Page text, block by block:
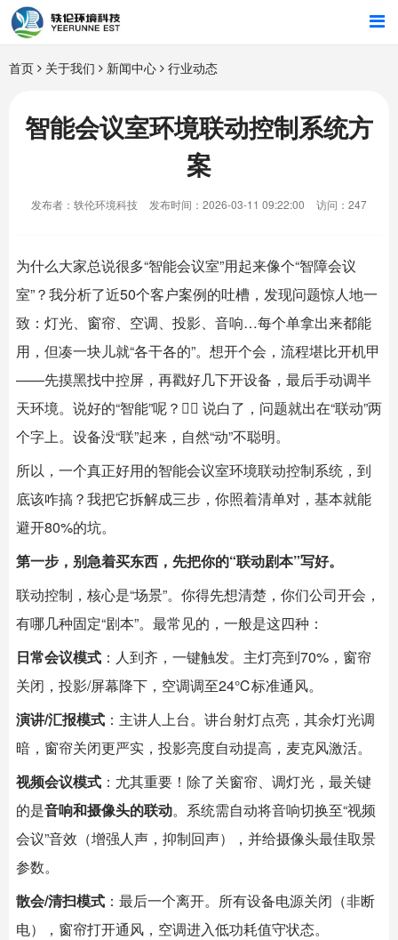
首页
行业解决方案
招商合作
首页 关于我们 新闻中心 行业动态
智能会议室环境联动控制系统方
案
发布者：轶伦环境科技 发布时间：2026-03-11 09:22:00 访问：247
为什么大家总说很多“智能会议室”用起来像个“智障会议
室”？我分析了近50个客户案例的吐槽，发现问题惊人地一
致：灯光、窗帘、空调、投影、音响…每个单拿出来都能
用，但凑一块儿就“各干各的”。想开个会，流程堪比开机甲
——先摸黑找中控屏，再戳好几下开设备，最后手动调半
天环境。说好的“智能”呢？🤦‍♂️ 说白了，问题就出在“联动”两
个字上。设备没“联”起来，自然“动”不聪明。
所以，一个真正好用的智能会议室环境联动控制系统，到
底该咋搞？我把它拆解成三步，你照着清单对，基本就能
避开80%的坑。
第一步，别急着买东西，先把你的“联动剧本”写好。
联动控制，核心是“场景”。你得先想清楚，你们公司开会，
有哪几种固定“剧本”。最常见的，一般是这四种：
日常会议模式 ：人到齐，一键触发。主灯亮到70%，窗帘
关闭，投影/屏幕降下，空调调至24℃标准通风。
演讲/汇报模式 ：主讲人上台。讲台射灯点亮，其余灯光调
暗，窗帘关闭更严实，投影亮度自动提高，麦克风激活。
视频会议模式 ：尤其重要！除了关窗帘、调灯光，最关键
的是音响和摄像头的联动。系统需自动将音响切换至“视频
会议”音效（增强人声，抑制回声），并给摄像头最佳取景
参数。
散会/清扫模式 ：最后一个离开。所有设备电源关闭（非断
电），窗帘打开通风，空调进入低功耗值守状态。